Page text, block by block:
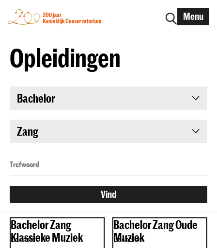
Menu
Opleidingen
Bachelor
Zang
Bachelor Zang
Klassieke Muziek
Bachelor
Bachelor Zang Oude
Muziek
Bachelor